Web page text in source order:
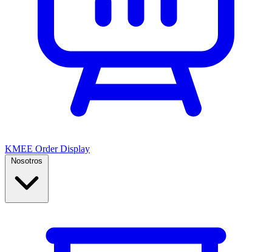
KMEE Order Display